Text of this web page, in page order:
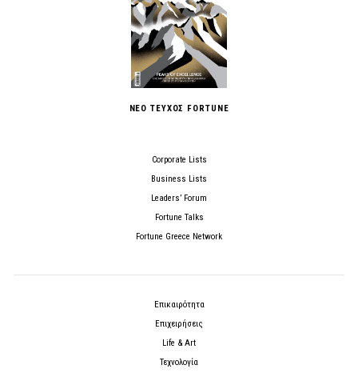
ΝΕΟ ΤΕΥΧΟΣ FORTUNE
Corporate Lists
Business Lists
Leaders’ Forum
Fortune Talks
Fortune Greece Network
Επικαιρότητα
Επιχειρήσεις
Life & Art
Τεχνολογία